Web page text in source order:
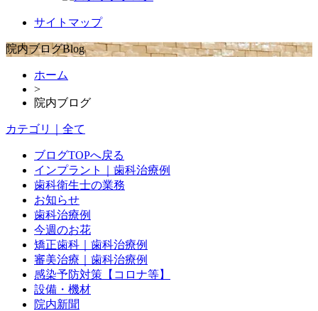
サイトマップ
院内ブログBlog
ホーム
>
院内ブログ
カテゴリ｜全て
ブログTOPへ戻る
インプラント｜歯科治療例
歯科衛生士の業務
お知らせ
歯科治療例
今週のお花
矯正歯科｜歯科治療例
審美治療｜歯科治療例
感染予防対策【コロナ等】
設備・機材
院内新聞